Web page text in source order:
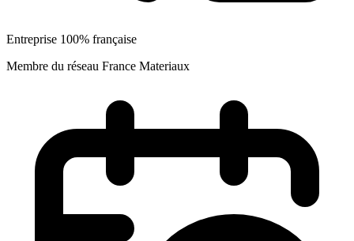
Entreprise 100% française
Membre du réseau France Materiaux